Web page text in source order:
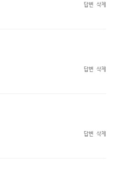
답변 삭제
답변 삭제
답변 삭제